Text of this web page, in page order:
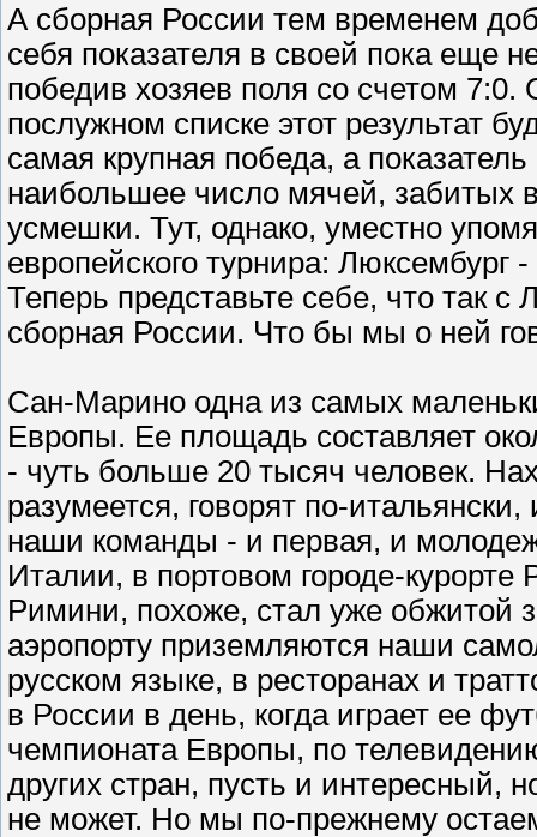
А сборная России тем временем
себя показателя в своей пока еще
победив хозяев поля со счетом 7:0.
послужном списке этот результат
самая крупная победа, а показатель
наибольшее число мячей, забитых
усмешки. Тут, однако, уместно
европейского турнира:
Теперь представьте себе, что так
сборная России. Что бы мы о ней
Сан-Марино одна из самых
Европы. Ее площадь составляет
- чуть больше 20 тысяч человек.
разумеется, говорят по-
наши команды - и первая, и
Италии, в портовом городе-
Римини, похоже, стал уже обжитой
аэропорту приземляются наши
русском языке, в ресторанах и
в России в день, когда играет ее
чемпионата Европы, по
других стран, пусть и интересный,
не может. Но мы по-прежнему